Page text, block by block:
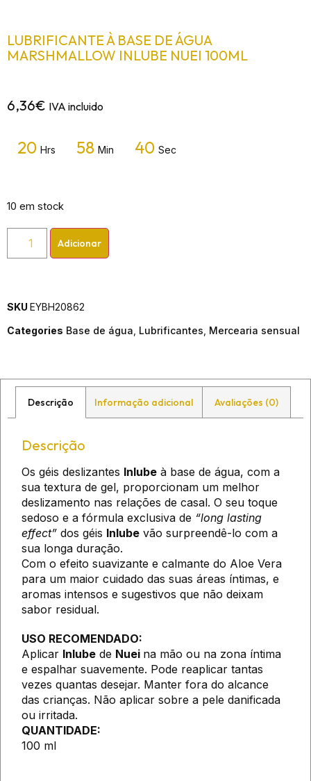
LUBRIFICANTE À BASE DE ÁGUA
MARSHMALLOW INLUBE NUEI 100ML
6,36€ IVA incluido
20 Hrs 58 Min 40 Sec
10 em stock
Adicionar
SKU EYBH20862
Categories Base de água Lubrificantes Mercearia sensual
Descrição Informação adicional Avaliações (0)
Descrição
Os géis deslizantes Inlube à base de água, com a
sua textura de gel, proporcionam um melhor
deslizamento nas relações de casal. O seu toque
sedoso e a fórmula exclusiva de “long lasting
effect” dos géis Inlube vão surpreendê-lo com a
sua longa duração.
Com o efeito suavizante e calmante do Aloe Vera
para um maior cuidado das suas áreas íntimas, e
aromas intensos e sugestivos que não deixam
sabor residual.
USO RECOMENDADO:
Aplicar Inlube de Nuei na mão ou na zona íntima
e espalhar suavemente. Pode reaplicar tantas
vezes quantas desejar. Manter fora do alcance
das crianças. Não aplicar sobre a pele danificada
ou irritada.
QUANTIDADE:
100 ml